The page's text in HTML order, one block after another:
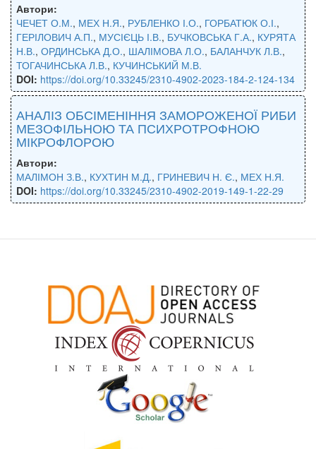
Автори:
ЧЕЧЕТ О.М., МЕХ Н.Я., РУБЛЕНКО І.О., ГОРБАТЮК О.І.,
ГЕРІЛОВИЧ А.П., МУСІЄЦЬ І.В., БУЧКОВСЬКА Г.А., КУРЯТА
Н.В., ОРДИНСЬКА Д.О., ШАЛІМОВА Л.О., БАЛАНЧУК Л.В.,
ТОГАЧИНСЬКА Л.В., КУЧИНСЬКИЙ М.В.
DOI: https://doi.org/10.33245/2310-4902-2023-184-2-124-134
АНАЛІЗ ОБСІМЕНІННЯ ЗАМОРОЖЕНОЇ РИБИ
МЕЗОФІЛЬНОЮ ТА ПСИХРОТРОФНОЮ
МІКРОФЛОРОЮ
Автори:
МАЛІМОН З.В., КУХТИН М.Д., ГРИНЕВИЧ Н. Є., МЕХ Н.Я.
DOI: https://doi.org/10.33245/2310-4902-2019-149-1-22-29